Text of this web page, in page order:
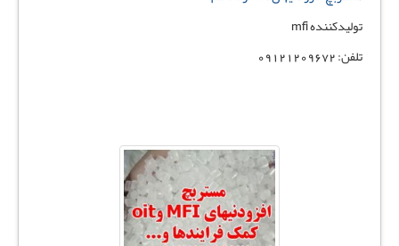
تولیدکننده mfi
تلفن: 09121209672